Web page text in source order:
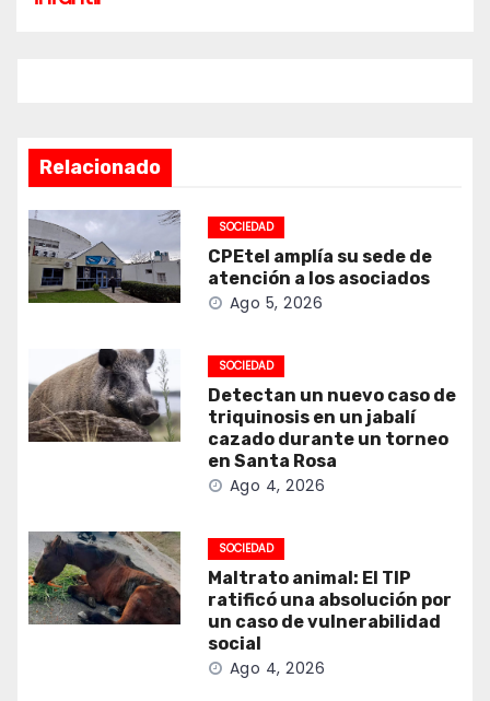
Relacionado
SOCIEDAD
CPEtel amplía su sede de
atención a los asociados
Ago 5, 2026
SOCIEDAD
Detectan un nuevo caso de
triquinosis en un jabalí
cazado durante un torneo
en Santa Rosa
Ago 4, 2026
SOCIEDAD
Maltrato animal: El TIP
ratificó una absolución por
un caso de vulnerabilidad
social
Ago 4, 2026